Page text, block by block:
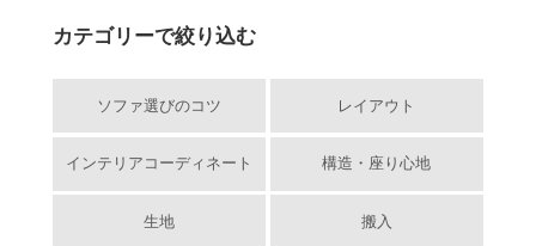
カテゴリーで絞り込む
ソファ選びのコツ レイアウト
インテリアコーディネート 構造・座り心地
生地 搬入